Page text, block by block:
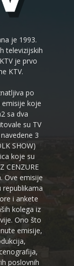
je 1993.
televizijskih
je prvo
KTV.
po
koje
sa dva
su TV
3
SHOW)
koje su
CENZURE
Ove emisije
republikama
i ankete
kolega iz
Ono što
emisije,
poslovnih